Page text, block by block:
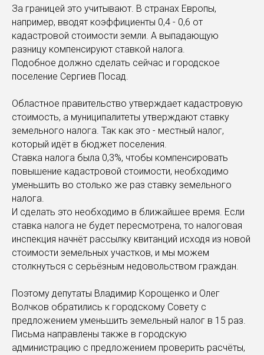
За границей это учитывают. В странах Европы,
например, вводят коэффициенты 0,4 - 0,6 от
кадастровой стоимости земли. А выпадающую
разницу компенсируют ставкой налога.
Подобное должно сделать сейчас и городское
поселение Сергиев Посад.
Областное правительство утверждает кадастровую
стоимость, а муниципалитеты утверждают ставку
земельного налога. Так как это - местный налог,
который идёт в бюджет поселения.
Ставка налога была 0,3%, чтобы компенсировать
повышение кадастровой стоимости, необходимо
уменьшить во столько же раз ставку земельного
налога.
И сделать это необходимо в ближайшее время. Если
ставка налога не будет пересмотрена, то налоговая
инспекция начнёт рассылку квитанций исходя из новой
стоимости земельных участков, и мы можем
столкнуться с серьёзным недовольством граждан.
Поэтому депутаты Владимир Корощенко и Олег
Волчков обратились к городскому Совету с
предложением уменьшить земельный налог в 15 раз.
Письма направлены также в городскую
администрацию с предложением проверить расчёты,